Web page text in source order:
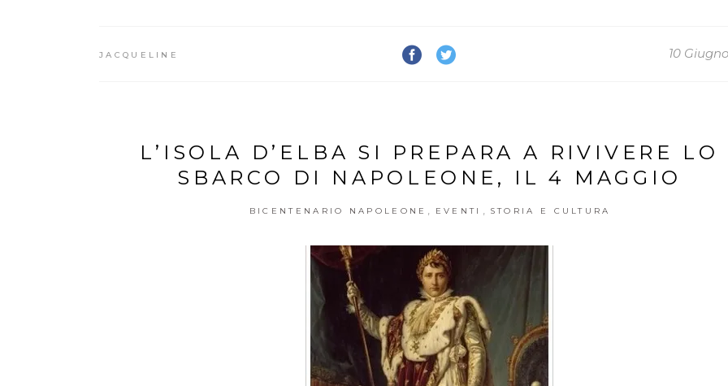
JACQUELINE 10
L’ISOLA D’ELBA SI PREPARA A RIVIVERE LO
SBARCO DI NAPOLEONE, IL 4 MAGGIO
BICENTENARIO NAPOLEONE , EVENTI , STORIA E CULTURA